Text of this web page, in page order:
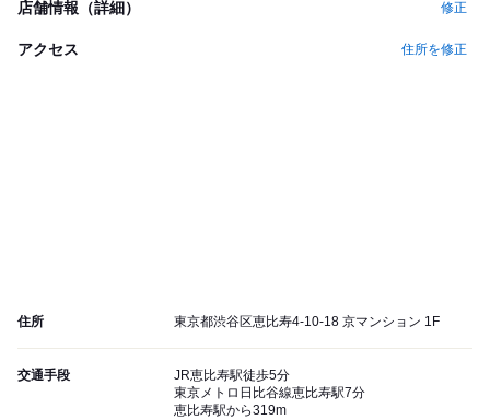
店舗情報（詳細） 修正
アクセス 住所を修正
住所 東京都渋谷区恵比寿4-10-18 京マンション 1F
交通手段
JR恵比寿駅徒歩5分
東京メトロ日比谷線恵比寿駅7分
恵比寿駅から319m